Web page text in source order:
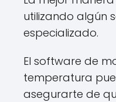
utilizando algún
especializado.
El software de
temperatura
asegurarte de